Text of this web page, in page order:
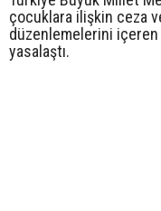
çocuklara ilişkin ceza
düzenlemelerini
yasalaştı.